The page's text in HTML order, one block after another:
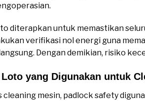
diterapkan untuk memastikan
verifikasi nol energi guna
Dengan demikian, risiko
yang Digunakan untuk
cleaning mesin, padlock safety